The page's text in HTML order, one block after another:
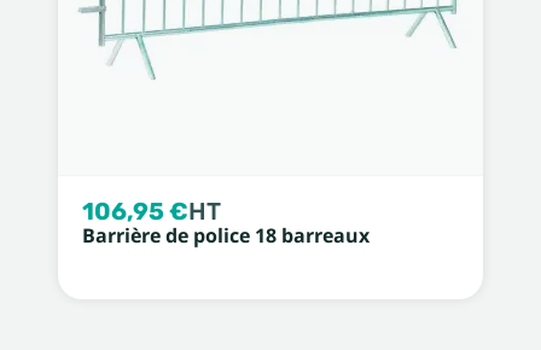
106,95 €HT
Barrière de police 18 barreaux